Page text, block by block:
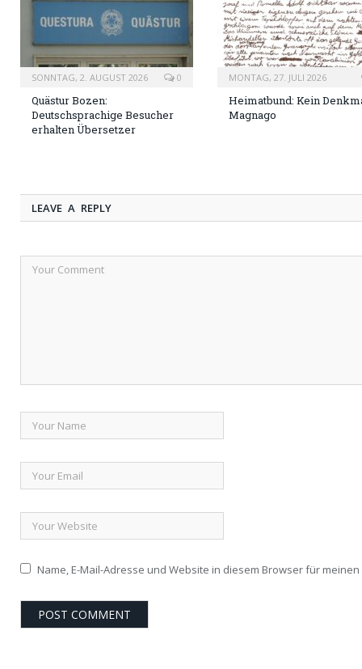
SONNTAG, 2. AUGUST 2026 0
Quästur Bozen:
Deutschsprachige Besucher
erhalten Übersetzer
MONTAG, 27. JULI 2026
Heimatbund: Kein
Magnago
LEAVE A REPLY
Name, E-Mail-Adresse und Website in diesem Browser für